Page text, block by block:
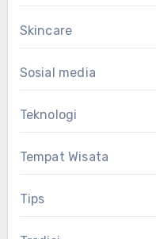
Skincare
Sosial media
Teknologi
Tempat Wisata
Tips